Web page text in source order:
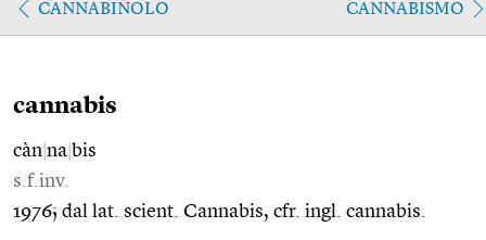
CANNABINOLO CANNABISMO
cannabis
càn na bis
s.f.inv.
1976; dal lat. scient. Cannabis, cfr. ingl. cannabis.